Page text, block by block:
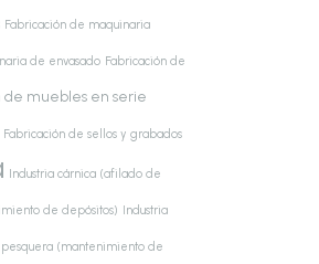
Fabricación de maquinaria
de envasado Fabricación de
de muebles en serie
Fabricación de sellos y grabados
Industria cárnica (afilado de
de depósitos) Industria
pesquera (mantenimiento de